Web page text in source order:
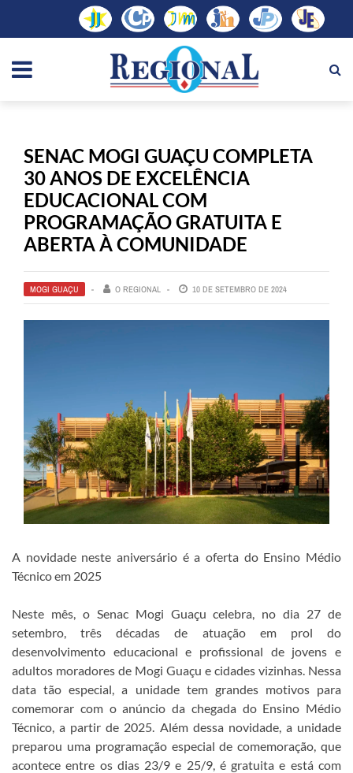
SENAC MOGI GUAÇU COMPLETA
30 ANOS DE EXCELÊNCIA
EDUCACIONAL COM
PROGRAMAÇÃO GRATUITA E
ABERTA À COMUNIDADE
MOGI GUAÇU O REGIONAL 10 DE SETEMBRO DE 2024
A novidade neste aniversário é a oferta do Ensino Médio
Técnico em 2025
Neste mês, o Senac Mogi Guaçu celebra, no dia 27 de
setembro, três décadas de atuação em prol do
desenvolvimento educacional e profissional de jovens e
adultos moradores de Mogi Guaçu e cidades vizinhas. Nessa
data tão especial, a unidade tem grandes motivos para
comemorar com o anúncio da chegada do Ensino Médio
Técnico, a partir de 2025. Além dessa novidade, a unidade
preparou uma programação especial de comemoração, que
acontece entre os dias 23/9 e 25/9, é gratuita e está com